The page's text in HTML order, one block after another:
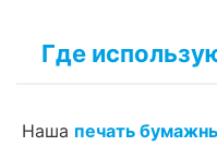
Где
Наша печать